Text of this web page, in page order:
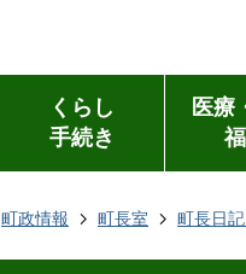
くらし
手続き
医療
町政情報 町長室 町長日